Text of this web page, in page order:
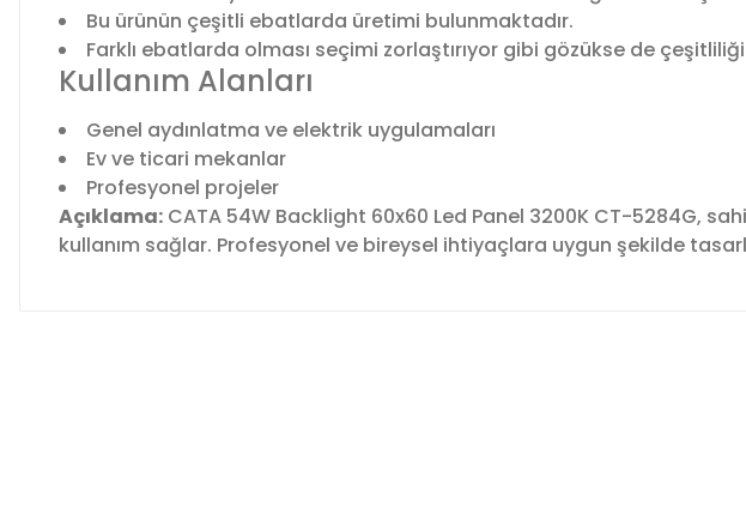
Bu ürünün çeşitli ebatlarda üretimi bulunmaktadır.
Farklı ebatlarda olması seçimi zorlaştırıyor gibi gözükse de
Kullanım Alanları
Genel aydınlatma ve elektrik uygulamaları
Ev ve ticari mekanlar
Profesyonel projeler
Açıklama: CATA 54W Backlight 60x60 Led Panel 3200K CT-5284G,
kullanım sağlar. Profesyonel ve bireysel ihtiyaçlara uygun şekilde